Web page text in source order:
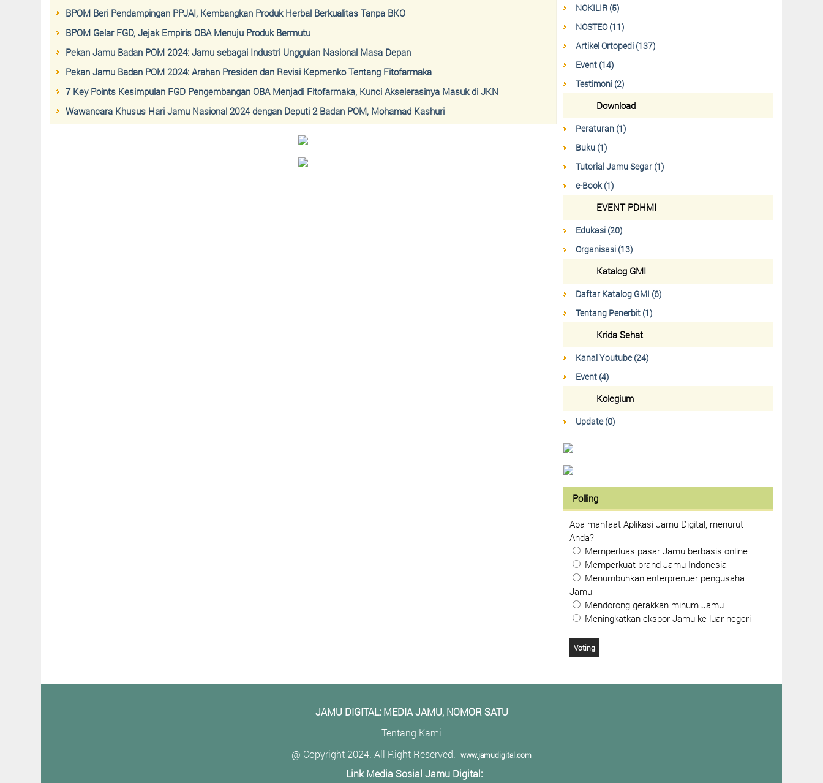
BPOM Beri Pendampingan PPJAI, Kembangkan Produk Herbal Berkualitas Tanpa BKO
BPOM Gelar FGD, Jejak Empiris OBA Menuju Produk Bermutu
Pekan Jamu Badan POM 2024: Jamu sebagai Industri Unggulan Nasional Masa Depan
Pekan Jamu Badan POM 2024: Arahan Presiden dan Revisi Kepmenko Tentang Fitofarmaka
7 Key Points Kesimpulan FGD Pengembangan OBA Menjadi Fitofarmaka, Kunci Akselerasinya Masuk di JKN
Wawancara Khusus Hari Jamu Nasional 2024 dengan Deputi 2 Badan POM, Mohamad Kashuri
NOKILIR (5)
NOSTEO (11)
Artikel Ortopedi (137)
Event (14)
Testimoni (2)
Download
Peraturan (1)
Buku (1)
Tutorial Jamu Segar (1)
e-Book (1)
EVENT PDHMI
Edukasi (20)
Organisasi (13)
Katalog GMI
Daftar Katalog GMI (6)
Tentang Penerbit (1)
Krida Sehat
Kanal Youtube (24)
Event (4)
Kolegium
Update (0)
Polling
Apa manfaat Aplikasi Jamu Digital, menurut
Anda?
Memperluas pasar Jamu berbasis online
Memperkuat brand Jamu Indonesia
Menumbuhkan enterprenuer pengusaha
Jamu
Mendorong gerakkan minum Jamu
Meningkatkan ekspor Jamu ke luar negeri
JAMU DIGITAL: MEDIA JAMU, NOMOR SATU
Tentang Kami
@ Copyright 2024. All Right Reserved.
www.jamudigital.com
Link Media Sosial Jamu Digital: